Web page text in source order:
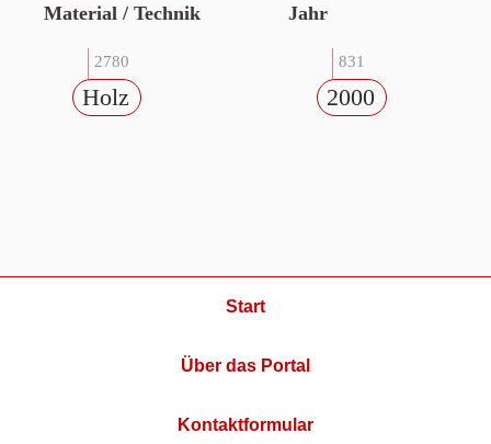
Material / Technik
2780
Holz
Jahr
831
2000
Start
Über das Portal
Kontaktformular